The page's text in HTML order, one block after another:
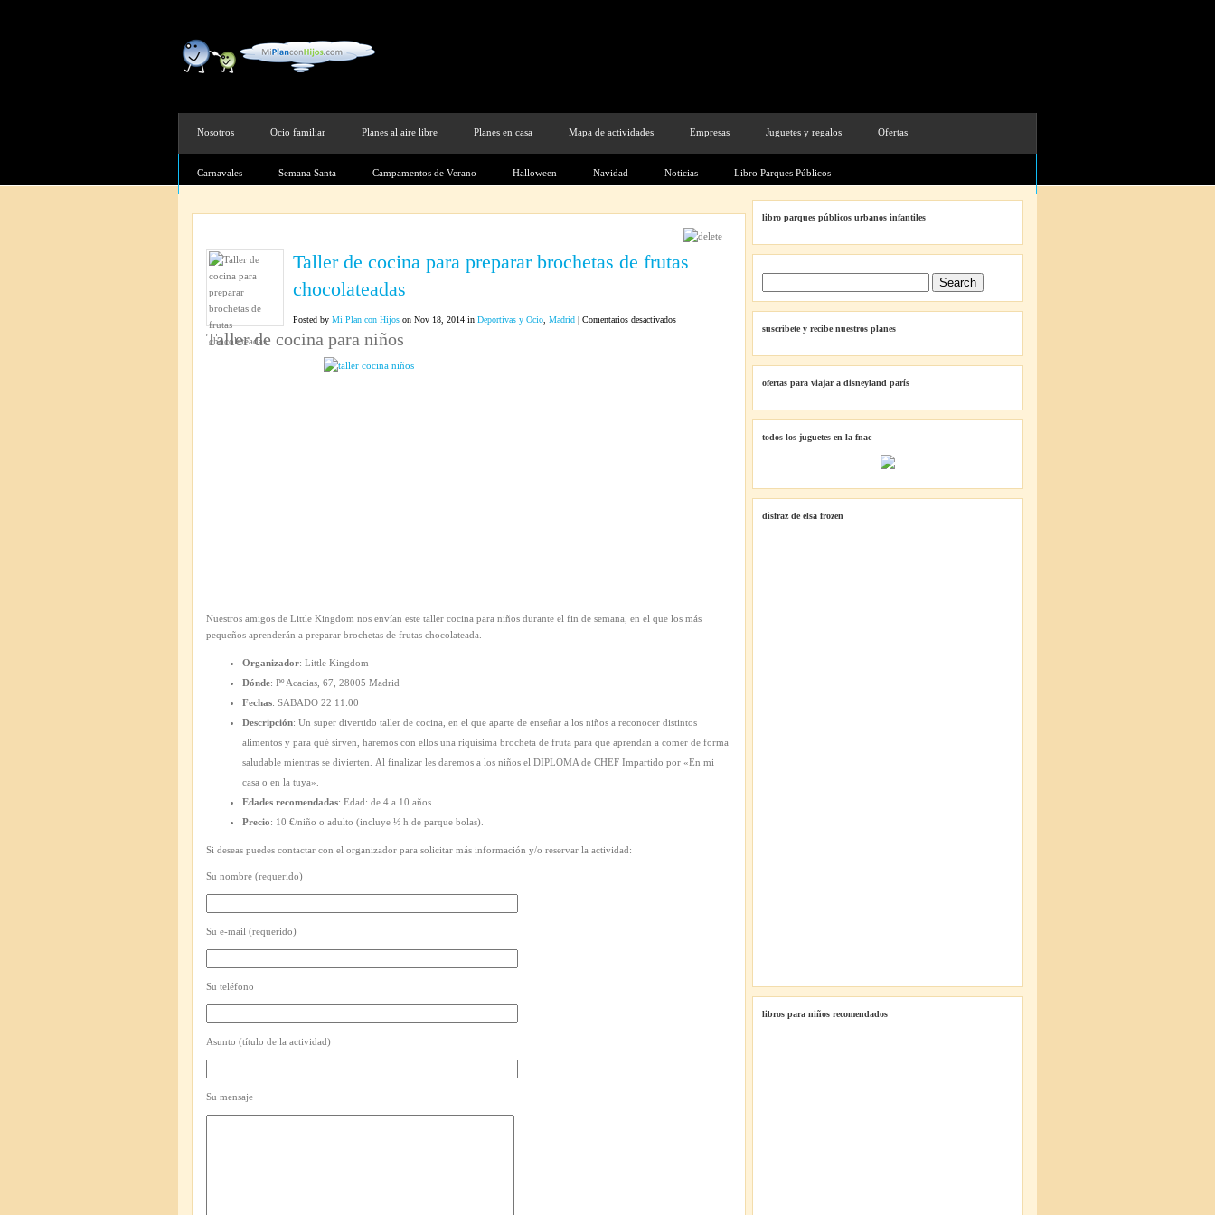
Nosotros Ocio familiar Planes al aire libre Planes en casa Mapa de actividades Empresas Juguetes y regalos Ofertas
Carnavales Semana Santa Campamentos de Verano Halloween Navidad Noticias Libro Parques Públicos
Taller de cocina para preparar brochetas de frutas
chocolateadas
Posted by Mi Plan con Hijos on Nov 18, 2014 in Deportivas y Ocio Madrid | Comentarios desactivadosen
Taller de cocina para niños
Nuestros amigos de Little Kingdom nos envían este taller cocina para niños durante el fin de semana, en el que los más
pequeños aprenderán a preparar brochetas de frutas chocolateada.
Organizador: Little Kingdom
Dónde: Pº Acacias, 67, 28005 Madrid
Fechas: SABADO 22 11:00
Descripción: Un super divertido taller de cocina, en el que aparte de enseñar a los niños a reconocer distintos
alimentos y para qué sirven, haremos con ellos una riquísima brocheta de fruta para que aprendan a comer de forma
saludable mientras se divierten. Al finalizar les daremos a los niños el DIPLOMA de CHEF Impartido por «En mi
casa o en la tuya».
Edades recomendadas: Edad: de 4 a 10 años.
Precio: 10 €/niño o adulto (incluye ½ h de parque bolas).
Si deseas puedes contactar con el organizador para solicitar más información y/o reservar la actividad:
Su nombre (requerido)
Su e-mail (requerido)
Su teléfono
Asunto (título de la actividad)
Su mensaje
libro parques públicos urbanos infantiles
suscríbete y recibe nuestros planes
ofertas para viajar a disneyland parís
todos los juguetes en la fnac
disfraz de elsa frozen
libros para niños recomendados